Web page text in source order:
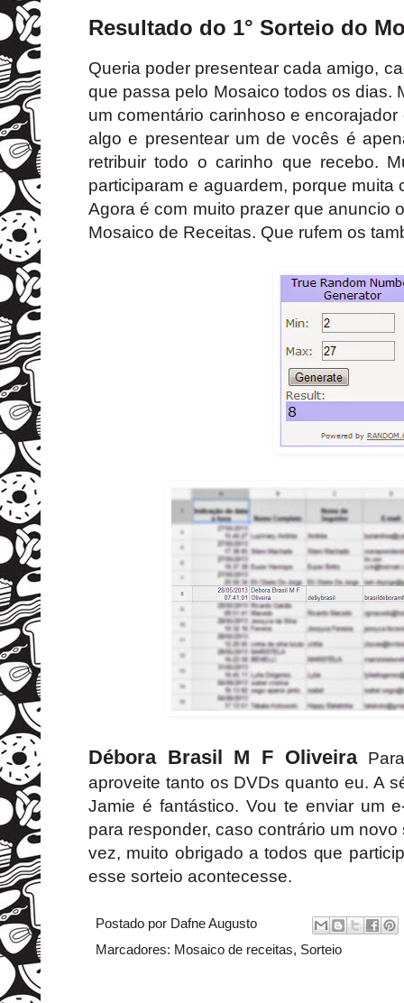
Resultado do 1° Sorteio do
Queria poder presentear cada amigo,
que passa pelo Mosaico todos os dias.
um comentário carinhoso e
algo e presentear um de vocês é
retribuir todo o carinho que recebo.
participaram e aguardem, porque
Agora é com muito prazer que anuncio
Mosaico de Receitas. Que rufem os
Débora Brasil M F Oliveira
aproveite tanto os DVDs quanto eu. A
Jamie é fantástico. Vou te enviar um
para responder, caso contrário um
vez, muito obrigado a todos que
esse sorteio acontecesse.
Postado por Dafne Augusto
Marcadores: Mosaico de receitas, Sorteio